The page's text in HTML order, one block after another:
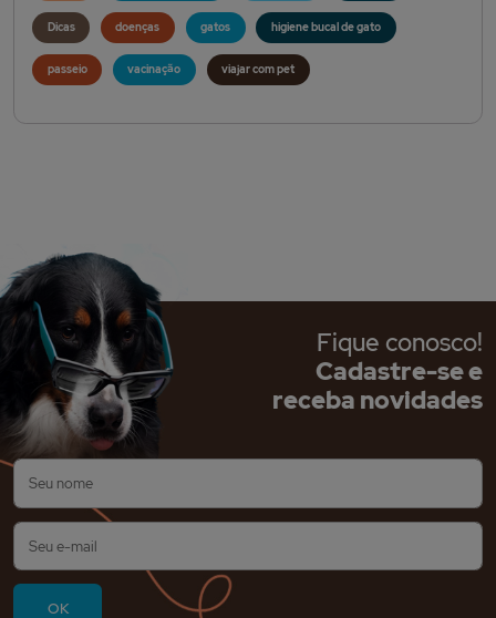
Dicas doenças gatos higiene bucal de gato
passeio vacinação viajar com pet
Fique conosco!
Cadastre-se e
receba novidades